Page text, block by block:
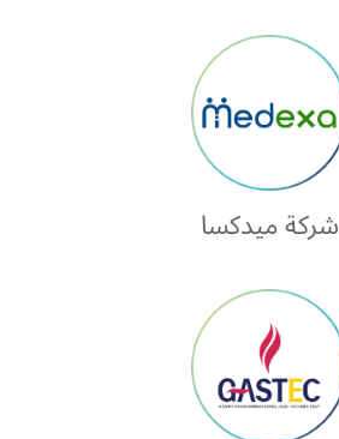
شركة ميدكسا